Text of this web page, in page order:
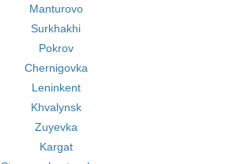
Manturovo
Surkhakhi
Pokrov
Chernigovka
Leninkent
Khvalynsk
Zuyevka
Kargat